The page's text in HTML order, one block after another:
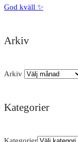
God kväll ✨
Arkiv
Arkiv
Kategorier